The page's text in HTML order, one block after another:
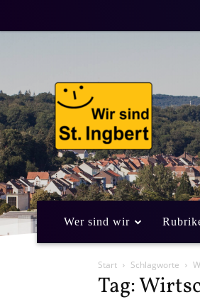
Wer sind wir
Start Schlagworte
Tag: